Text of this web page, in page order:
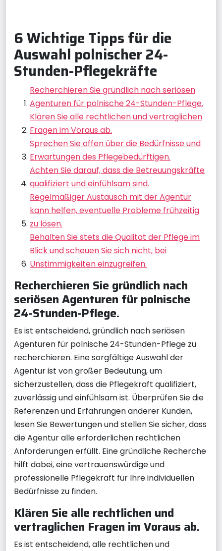
6 Wichtige Tipps für die
Auswahl polnischer 24-
Stunden-Pflegekräfte
Recherchieren Sie gründlich nach seriösen
Agenturen für polnische 24-Stunden-Pflege.
Klären Sie alle rechtlichen und vertraglichen
Fragen im Voraus ab.
Sprechen Sie offen über die Bedürfnisse und
Erwartungen des Pflegebedürftigen.
Achten Sie darauf, dass die Betreuungskräfte
qualifiziert und einfühlsam sind.
Regelmäßiger Austausch mit der Agentur
kann helfen, eventuelle Probleme frühzeitig
zu lösen.
Behalten Sie stets die Qualität der Pflege im
Blick und scheuen Sie sich nicht, bei
Unstimmigkeiten einzugreifen.
Recherchieren Sie gründlich nach
seriösen Agenturen für polnische
24-Stunden-Pflege.
Es ist entscheidend, gründlich nach seriösen
Agenturen für polnische 24-Stunden-Pflege zu
recherchieren. Eine sorgfältige Auswahl der
Agentur ist von großer Bedeutung, um
sicherzustellen, dass die Pflegekraft qualifiziert,
zuverlässig und einfühlsam ist. Überprüfen Sie die
Referenzen und Erfahrungen anderer Kunden,
lesen Sie Bewertungen und stellen Sie sicher, dass
die Agentur alle erforderlichen rechtlichen
Anforderungen erfüllt. Eine gründliche Recherche
hilft dabei, eine vertrauenswürdige und
professionelle Pflegekraft für Ihre individuellen
Bedürfnisse zu finden.
Klären Sie alle rechtlichen und
vertraglichen Fragen im Voraus ab.
Es ist entscheidend, alle rechtlichen und